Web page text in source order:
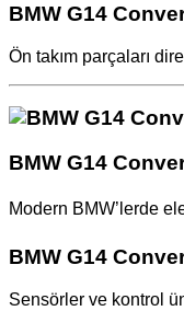
BMW G14
Ön takım parçaları
BMW G14
Modern BMW’lerde
BMW G14
Sensörler ve kontrol